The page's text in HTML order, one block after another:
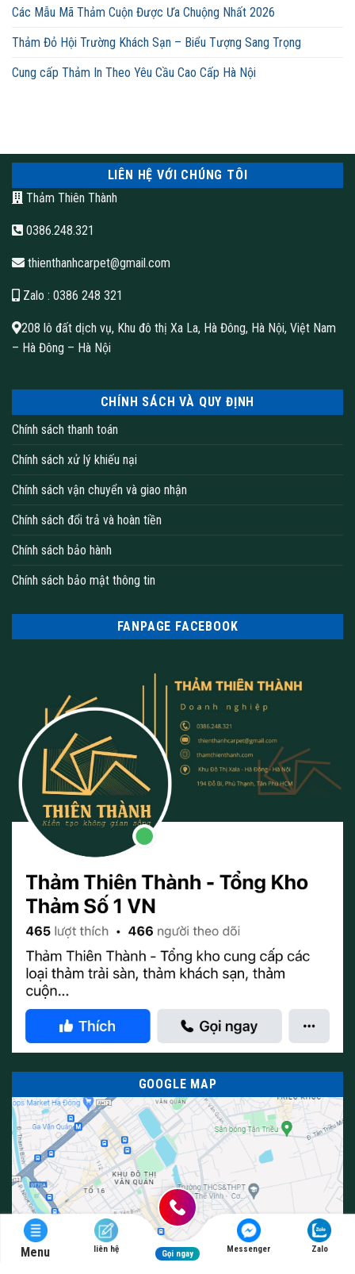
Các Mẫu Mã Thảm Cuộn Được Ưa Chuộng Nhất 2026
Thảm Đỏ Hội Trường Khách Sạn – Biểu Tượng Sang Trọng
Cung cấp Thảm In Theo Yêu Cầu Cao Cấp Hà Nội
LIÊN HỆ VỚI CHÚNG TÔI
Thảm Thiên Thành
0386.248.321
thienthanhcarpet@gmail.com
Zalo : 0386 248 321
208 lô đất dịch vụ, Khu đô thị Xa La, Hà Đông, Hà Nội, Việt Nam
– Hà Đông – Hà Nội
CHÍNH SÁCH VÀ QUY ĐỊNH
Chính sách thanh toán
Chính sách xử lý khiếu nại
Chính sách vận chuyển và giao nhận
Chính sách đổi trả và hoàn tiền
Chính sách bảo hành
Chính sách bảo mật thông tin
FANPAGE FACEBOOK
GOOGLE MAP
Menu liên hệ Gọi ngay Messenger Zalo